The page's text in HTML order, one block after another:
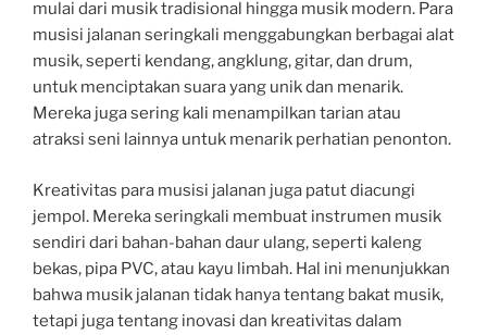
mulai dari musik tradisional hingga musik modern. Para
musisi jalanan seringkali menggabungkan berbagai alat
musik, seperti kendang, angklung, gitar, dan drum,
untuk menciptakan suara yang unik dan menarik.
Mereka juga sering kali menampilkan tarian atau
atraksi seni lainnya untuk menarik perhatian penonton.
Kreativitas para musisi jalanan juga patut diacungi
jempol. Mereka seringkali membuat instrumen musik
sendiri dari bahan-bahan daur ulang, seperti kaleng
bekas, pipa PVC, atau kayu limbah. Hal ini menunjukkan
bahwa musik jalanan tidak hanya tentang bakat musik,
tetapi juga tentang inovasi dan kreativitas dalam